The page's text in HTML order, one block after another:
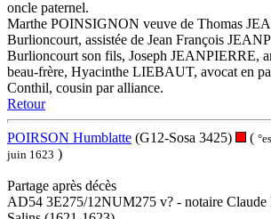
oncle paternel.
Marthe POINSIGNON veuve de Thomas
Burlioncourt, assistée de Jean François
Burlioncourt son fils, Joseph JEANPIERRE,
beau-frère, Hyacinthe LIEBAUT, avocat en
Conthil, cousin par alliance.
Retour
POIRSON Humblatte (G12-Sosa 3425) (
juin 1623 )
Partage après décès
AD54 3E275/12NUM275 v? - notaire Claude